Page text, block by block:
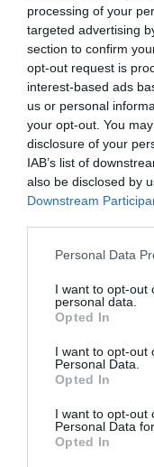
processing of your
targeted advertising
section to confirm
opt-out request is
interest-based ads
us or personal
your opt-out. You
disclosure of your
IAB’s list of
also be disclosed by
Downstream
Please note that this
not limited to your
grant or deny
use your data for
consent section.
Personal Data
I want to opt-out
personal data.
Opted In
I want to opt-out
Personal Data.
Opted In
I want to opt-out
Personal Data
Opted In
Probléma